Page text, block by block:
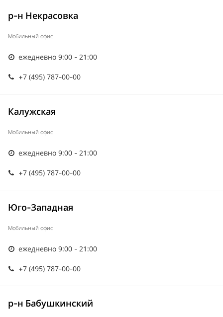
р-н Некрасовка
Мобильный офис
ежедневно 9:00 - 21:00
+7 (495) 787-00-00
Калужская
Мобильный офис
ежедневно 9:00 - 21:00
+7 (495) 787-00-00
Юго-Западная
Мобильный офис
ежедневно 9:00 - 21:00
+7 (495) 787-00-00
р-н Бабушкинский